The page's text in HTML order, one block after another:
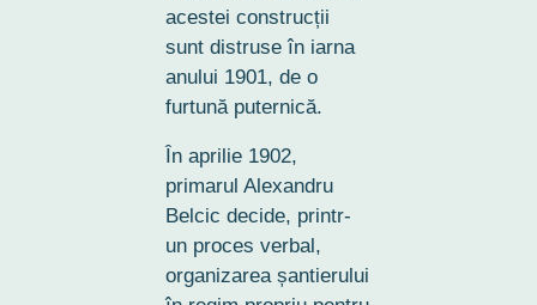
acestei construcții
sunt distruse în iarna
anului 1901, de o
furtună puternică.
În aprilie 1902,
primarul Alexandru
Belcic decide, printr-
un proces verbal,
organizarea șantierului